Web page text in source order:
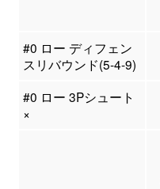
#0 ロー ディフェン
スリバウンド(5-4-9)
#0 ロー 3Pシュート
×